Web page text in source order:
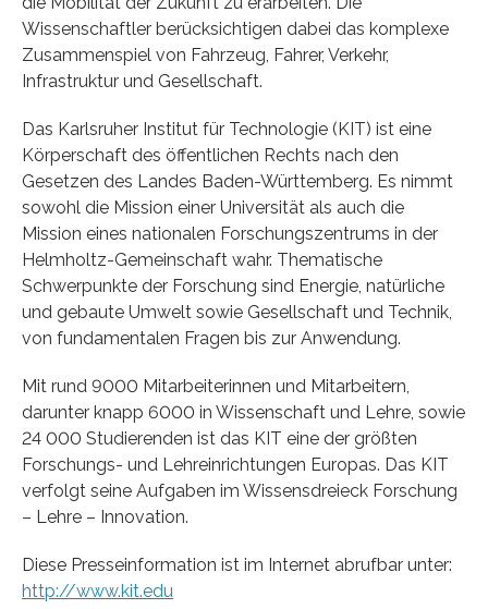
Wissenschaftler berücksichtigen dabei das komplexe
Zusammenspiel von Fahrzeug, Fahrer, Verkehr,
Infrastruktur und Gesellschaft.
Das Karlsruher Institut für Technologie (KIT) ist eine
Körperschaft des öffentlichen Rechts nach den
Gesetzen des Landes Baden-Württemberg. Es nimmt
sowohl die Mission einer Universität als auch die
Mission eines nationalen Forschungszentrums in der
Helmholtz-Gemeinschaft wahr. Thematische
Schwerpunkte der Forschung sind Energie, natürliche
und gebaute Umwelt sowie Gesellschaft und Technik,
von fundamentalen Fragen bis zur Anwendung.
Mit rund 9000 Mitarbeiterinnen und Mitarbeitern,
darunter knapp 6000 in Wissenschaft und Lehre, sowie
24 000 Studierenden ist das KIT eine der größten
Forschungs- und Lehreinrichtungen Europas. Das KIT
verfolgt seine Aufgaben im Wissensdreieck Forschung
– Lehre – Innovation.
Diese Presseinformation ist im Internet abrufbar unter:
http://www.kit.edu